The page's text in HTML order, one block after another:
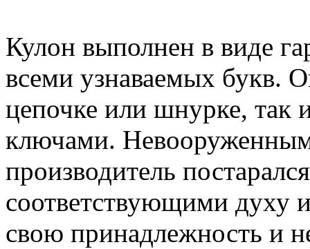
Кулон выполнен в виде
всеми узнаваемых букв.
цепочке или шнурке, так
ключами.
производитель
соответствующими духу
свою принадлежность и